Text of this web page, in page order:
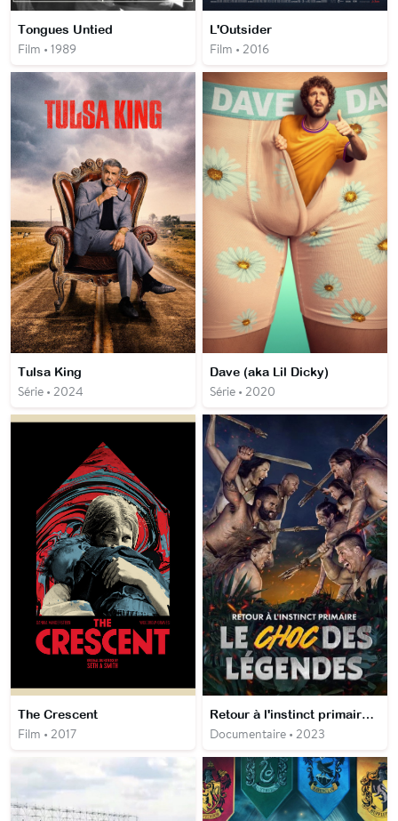
Tongues Untied
Film • 1989
L'Outsider
Film • 2016
Tulsa King
Série • 2024
Dave (aka Lil Dicky)
Série • 2020
The Crescent
Film • 2017
Retour à l'instinct primaire : le choc des légendes
Documentaire • 2023